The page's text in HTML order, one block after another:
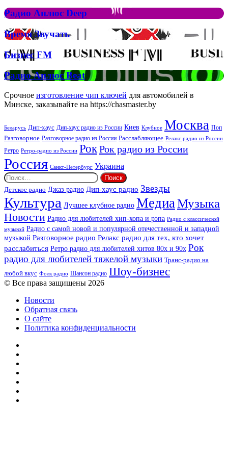
Джона
та
Брітні
Спірс
Рок
Радио
Аплюс
Deep
Радио Аплюс Deep
Время
Звучать
Время Звучать
Бизнес
Бизнес FM
Радио
Аплюс
Beat
Радио Аплюс Beat
Срочное изготовление чип ключей для автомобилей в
Минске, заказывайте на https://chasmaster.by
Беларусь Дип-хаус Дип-хаус радио из России Киев Клубное Москва Поп
Разговорное Разговорное радио из России Расслабляющее Релакс радио из России
Ретро Ретро-радио из России РокРок радио из России
Россия Санкт-Петербург Украина
Найти:
Детское радио Джаз радио Дип-хаус радио Звезды
Культура Лучшее клубное радио МедиаМузыка
Новости Радио для любителей хип-хопа и рэпа Радио с классической
музыкой Радио с самой новой и популярной отечественной и западной
музыкой Разговорное радио Релакс радио для тех, кто хочет
расслабиться Ретро радио для любителей хитов 80х и 90х Рок
радио для любителей тяжелой музыки Транс-радио на
любой вкус Фолк радио Шансон радио Шоу-бизнес
© Все права защищены 2026
Новости
Обратная связь
О сайте
Политика конфиденциальности